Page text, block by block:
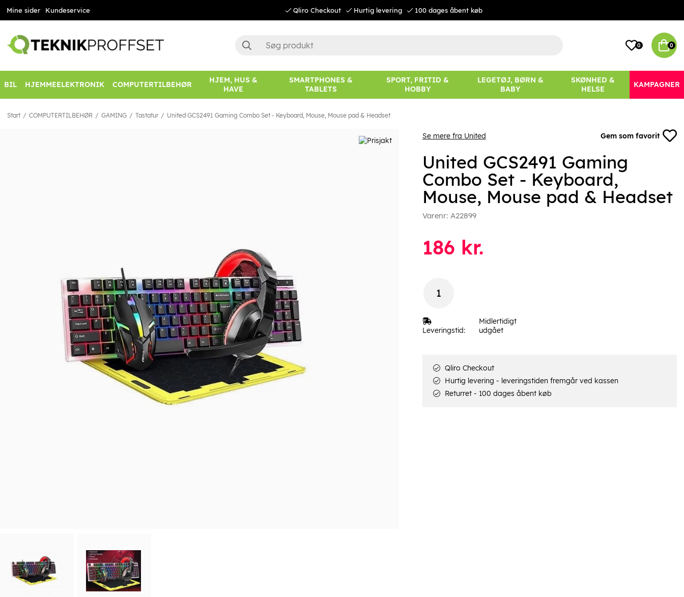
Mine sider Kundeservice Qliro Checkout Hurtig levering 100 dages åbent køb
0 0
BIL HJEMMEELEKTRONIK COMPUTERTILBEHØR
HJEM, HUS &
HAVE
SMARTPHONES &
TABLETS
SPORT, FRITID &
HOBBY
LEGETØJ, BØRN &
BABY
SKØNHED &
HELSE
KAMPAGNER
Start COMPUTERTILBEHØR GAMING Tastatur United GCS2491 Gaming Combo Set - Keyboard, Mouse, Mouse pad & Headset
Se mere fra United Gem som favorit
United GCS2491 Gaming
Combo Set - Keyboard,
Mouse, Mouse pad & Headset
Varenr: A22899
186 kr.
Leveringstid:
Midlertidigt
udgået
Qliro Checkout
Hurtig levering - leveringstiden fremgår ved kassen
Returret - 100 dages åbent køb